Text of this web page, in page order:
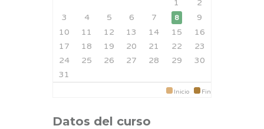
1
2
3
4 5 6 7 8
9
10
11 12 13 14 15
16
17
18 19 20 21 22
23
24
25 26 27 28 29
30
31
Inicio Fin
Datos del curso